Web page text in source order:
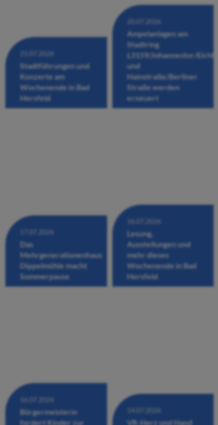
21.07.2026
Stadtführungen und
Konzerte am
Wochenende in Bad
Hersfeld
20.07.2026
Ampelanlagen am
Stadtring
L3159/Johannestor/
und
Hainstraße/Berliner
Straße werden
erneuert
17.07.2026
Das
Mehrgenerationenhaus
Dippelmühle macht
Sommerpause
16.07.2026
Lesung,
Ausstellungen und
mehr dieses
Wochenende in Bad
Hersfeld
16.07.2026
Bürgermeisterin
fordert Kinder zur
14.07.2026
VR-Herz und Hand